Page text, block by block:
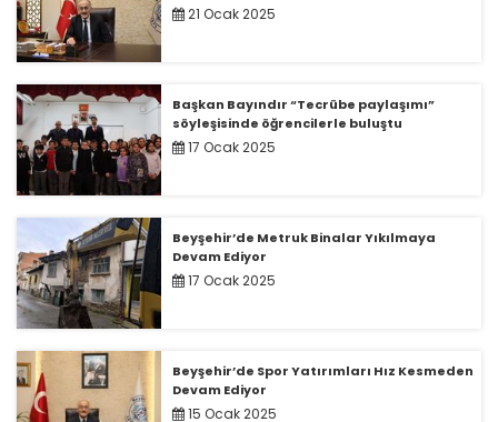
21 Ocak 2025
Başkan Bayındır “Tecrübe paylaşımı”
söyleşisinde öğrencilerle buluştu
17 Ocak 2025
Beyşehir’de Metruk Binalar Yıkılmaya
Devam Ediyor
17 Ocak 2025
Beyşehir’de Spor Yatırımları Hız Kesmeden
Devam Ediyor
15 Ocak 2025